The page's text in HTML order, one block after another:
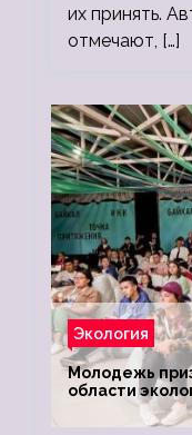
их принять.
отмечают, […]
Экология
Молодежь
области